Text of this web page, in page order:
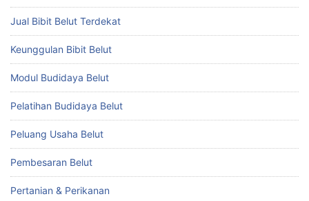
Jual Bibit Belut Terdekat
Keunggulan Bibit Belut
Modul Budidaya Belut
Pelatihan Budidaya Belut
Peluang Usaha Belut
Pembesaran Belut
Pertanian & Perikanan